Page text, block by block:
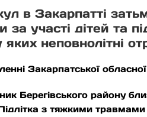
в Закарпатті
за участі дітей та
яких неповнолітні
Закарпатської
Берегівського району
з тяжкими